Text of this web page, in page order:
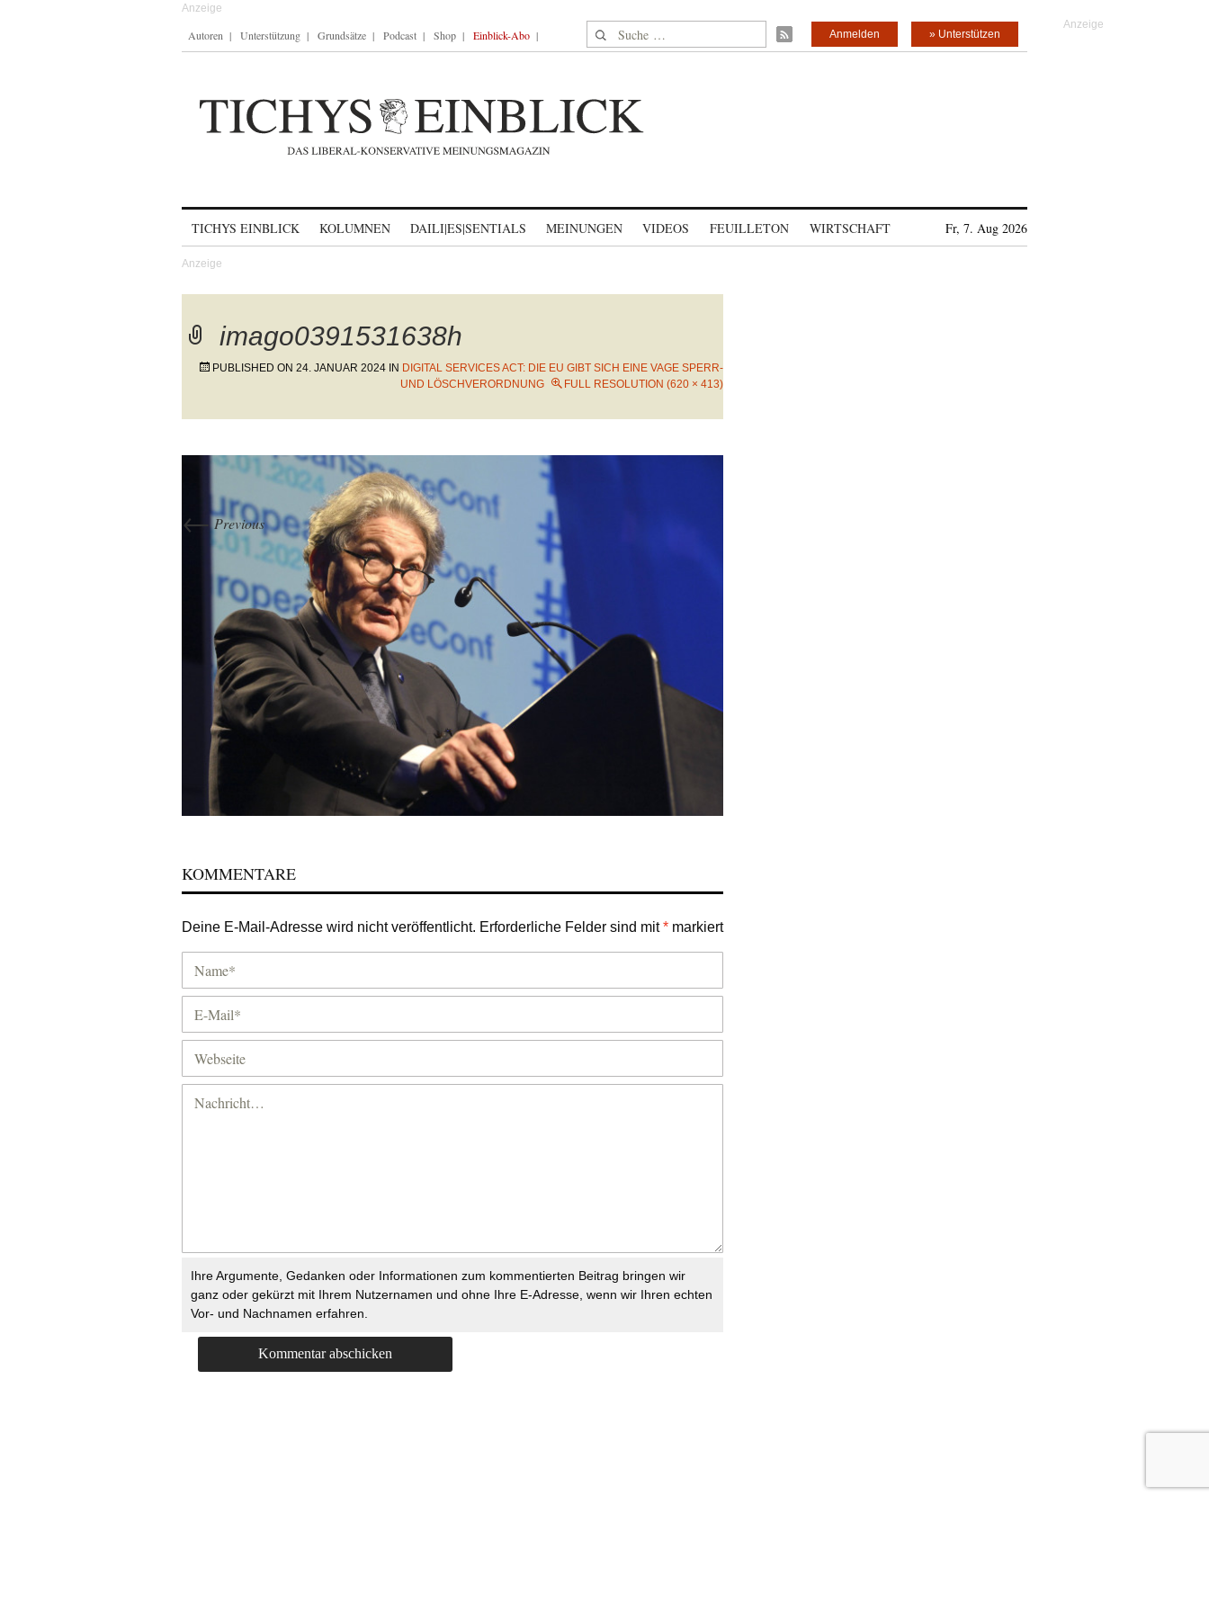
Autoren Unterstützung Grundsätze Podcast Shop Einblick-Abo Suche nach: » Unterstützen
Anmelden
TICHYS EINBLICK KOLUMNEN DAILI|ES|SENTIALS MEINUNGEN VIDEOS FEUILLETON WIRTSCHAFT Fr, 7. Aug 2026
imago0391531638h
PUBLISHED ON 24. JANUAR 2024 IN DIGITAL SERVICES ACT: DIE EU GIBT SICH EINE VAGE SPERR-
UND LÖSCHVERORDNUNG
FULL RESOLUTION (620 × 413)
← Previous
KOMMENTARE
Deine E-Mail-Adresse wird nicht veröffentlicht. Erforderliche Felder sind mit* markiert
Ihre Argumente, Gedanken oder Informationen zum kommentierten Beitrag bringen wir
ganz oder gekürzt mit Ihrem Nutzernamen und ohne Ihre E-Adresse, wenn wir Ihren echten
Vor- und Nachnamen erfahren.